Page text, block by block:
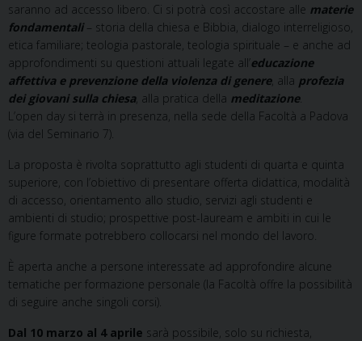
saranno ad accesso libero. Ci si potrà così accostare alle materie
fondamentali– storia della chiesa e Bibbia, dialogo interreligioso,
etica familiare; teologia pastorale, teologia spirituale – e anche ad
approfondimenti su questioni attuali legate all’educazione
affettiva e prevenzione della violenza di genere, alla profezia
dei giovani sulla chiesa, alla pratica della meditazione.
L’open day si terrà in presenza, nella sede della Facoltà a Padova
(via del Seminario 7).
La proposta è rivolta soprattutto agli studenti di quarta e quinta
superiore, con l’obiettivo di presentare offerta didattica, modalità
di accesso, orientamento allo studio, servizi agli studenti e
ambienti di studio; prospettive post-lauream e ambiti in cui le
figure formate potrebbero collocarsi nel mondo del lavoro.
È aperta anche a persone interessate ad approfondire alcune
tematiche per formazione personale (la Facoltà offre la possibilità
di seguire anche singoli corsi).
Dal 10 marzo al 4 aprile sarà possibile, solo su richiesta,